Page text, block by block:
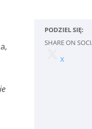
PODZIEL SIĘ:
SHARE ON
X